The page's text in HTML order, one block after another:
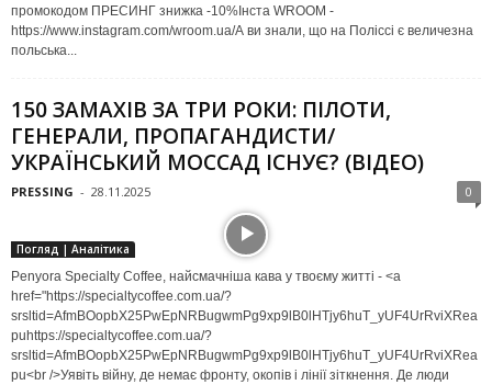
промокодом ПРЕСИНГ знижка -10%Інста WROOM -
https://www.instagram.com/wroom.ua/А ви знали, що на Поліссі є величезна
польська...
150 ЗАМАХІВ ЗА ТРИ РОКИ: ПІЛОТИ,
ГЕНЕРАЛИ, ПРОПАГАНДИСТИ/
УКРАЇНСЬКИЙ МОССАД ІСНУЄ? (ВІДЕО)
PRESSING - 28.11.2025 0
Погляд | Аналітика
Penyora Specialty Coffee, найсмачніша кава у твоєму житті - <a
href="https://specialtycoffee.com.ua/?
srsltid=AfmBOopbX25PwEpNRBugwmPg9xp9lB0lHTjy6huT_yUF4UrRviXRea
puhttps://specialtycoffee.com.ua/?
srsltid=AfmBOopbX25PwEpNRBugwmPg9xp9lB0lHTjy6huT_yUF4UrRviXRea
pu<br />Уявіть війну, де немає фронту, окопів і лінії зіткнення. Де люди